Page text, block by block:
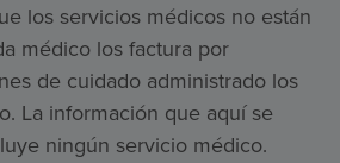
los servicios médicos no están
médico los factura por
de cuidado administrado los
La información que aquí se
ningún servicio médico.